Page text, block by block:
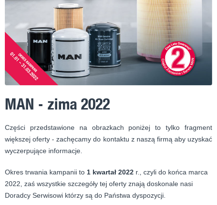
MAN - zima 2022
Części przedstawione na obrazkach poniżej to tylko fragment
większej oferty - zachęcamy do kontaktu z naszą firmą aby uzyskać
wyczerpujące informacje.
Okres trwania kampanii to 1 kwartał 2022 r., czyli do końca marca
2022, zaś wszystkie szczegóły tej oferty znają doskonale nasi
Doradcy Serwisowi którzy są do Państwa dyspozycji.